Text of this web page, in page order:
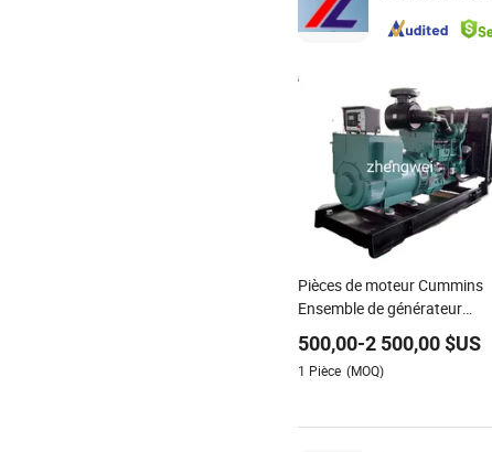
Pièces de moteur Cummins
Ensemble de générateur
diesel Foire Kta19 Moteur de
série 576kVA - 650kVA 50Hz
501kw 60Hz 1500kw 1650kw
Générateur solaire, Marin
500,00-2 500,00 $US
1 Pièce (MOQ)